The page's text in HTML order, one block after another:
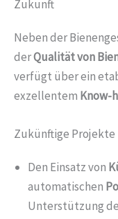
Zukunft
Neben der
derQualität von
verfügt über ein
exzellentem Know-
Zukünftige Projekte
Den Einsatz von
automatischen
Unterstützung